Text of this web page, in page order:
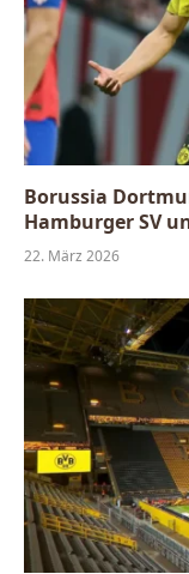
Borussia
Hamburger SV
22. März 2026